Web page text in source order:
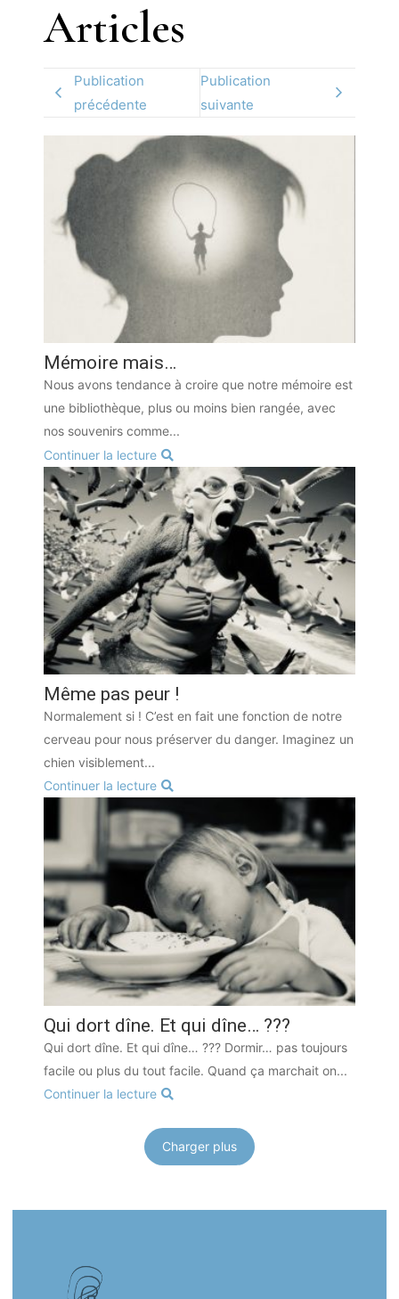
Articles
Publication
précédente
Publication
suivante
Mémoire mais…
Nous avons tendance à croire que notre mémoire est
une bibliothèque, plus ou moins bien rangée, avec
nos souvenirs comme...
Continuer la lecture
Même pas peur !
Normalement si ! C’est en fait une fonction de notre
cerveau pour nous préserver du danger. Imaginez un
chien visiblement...
Continuer la lecture
Qui dort dîne. Et qui dîne… ???
Qui dort dîne. Et qui dîne… ??? Dormir… pas toujours
facile ou plus du tout facile. Quand ça marchait on...
Continuer la lecture
Charger plus